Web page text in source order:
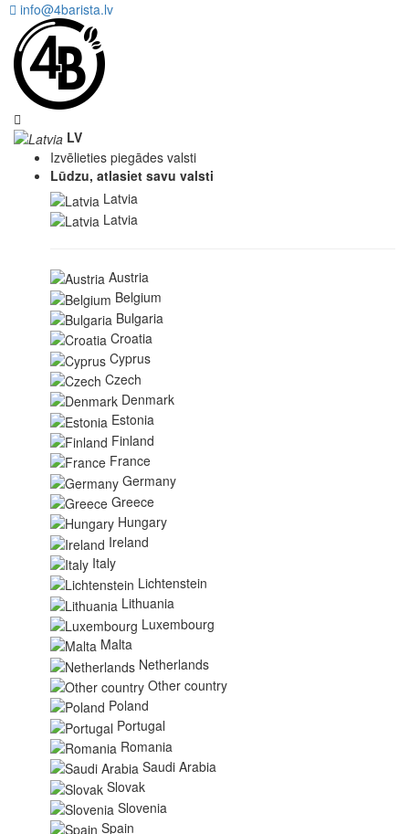
info@4barista.lv
LV
Izvēlieties piegādes valsti
Lūdzu, atlasiet savu valsti
Latvia
Latvia
Austria
Belgium
Bulgaria
Croatia
Cyprus
Czech
Denmark
Estonia
Finland
France
Germany
Greece
Hungary
Ireland
Italy
Lichtenstein
Lithuania
Luxembourg
Malta
Netherlands
Other country
Poland
Portugal
Romania
Saudi Arabia
Slovak
Slovenia
Spain